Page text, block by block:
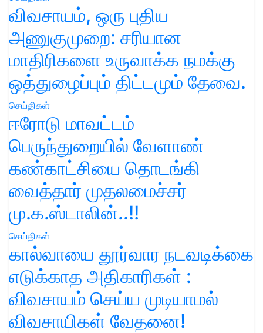
விவசாயம், ஒரு புதிய
அணுகுமுறை: சரியான
மாதிரிகளை உருவாக்க நமக்கு
ஒத்துழைப்பும் திட்டமும் தேவை.
செய்திகள்
ஈரோடு மாவட்டம்
பெருந்துறையில் வேளாண்
கண்காட்சியை தொடங்கி
வைத்தார் முதலமைச்சர்
மு.க.ஸ்டாலின்..!!
செய்திகள்
கால்வாயை தூர்வார நடவடிக்கை
எடுக்காத அதிகாரிகள் :
விவசாயம் செய்ய முடியாமல்
விவசாயிகள் வேதனை!